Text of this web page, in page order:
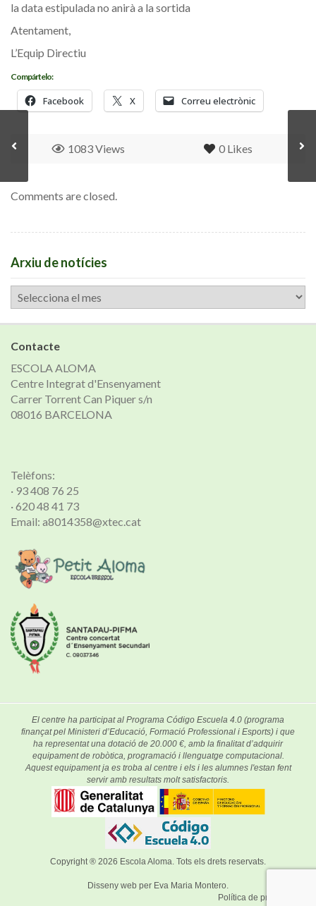
la data estipulada no anirà a la sortida
Atentament,
L’Equip Directiu
Compártelo:
Facebook X Correu electrònic
0 Likes
1083 Views
Comments are closed.
Arxiu de notícies
Arxiu
de
notícies
Contacte
ESCOLA ALOMA
Centre Integrat d'Ensenyament
Carrer Torrent Can Piquer s/n
08016 BARCELONA
Telèfons:
· 93 408 76 25
· 620 48 41 73
Email: a8014358@xtec.cat
El centre ha participat al Programa Código Escuela 4.0 (programa
finançat pel Ministeri d’Educació, Formació Professional i Esports) i que
ha representat una dotació de 20.000 €, amb la finalitat d’adquirir
equipament de robòtica, programació i llenguatge computacional.
Aquest equipament ja es troba al centre i els i les alumnes l'estan fent
servir amb resultats molt satisfactoris.
Copyright ® 2026 Escola Aloma. Tots els drets reservats.
Disseny web per Eva Maria Montero.
Política de privacitat